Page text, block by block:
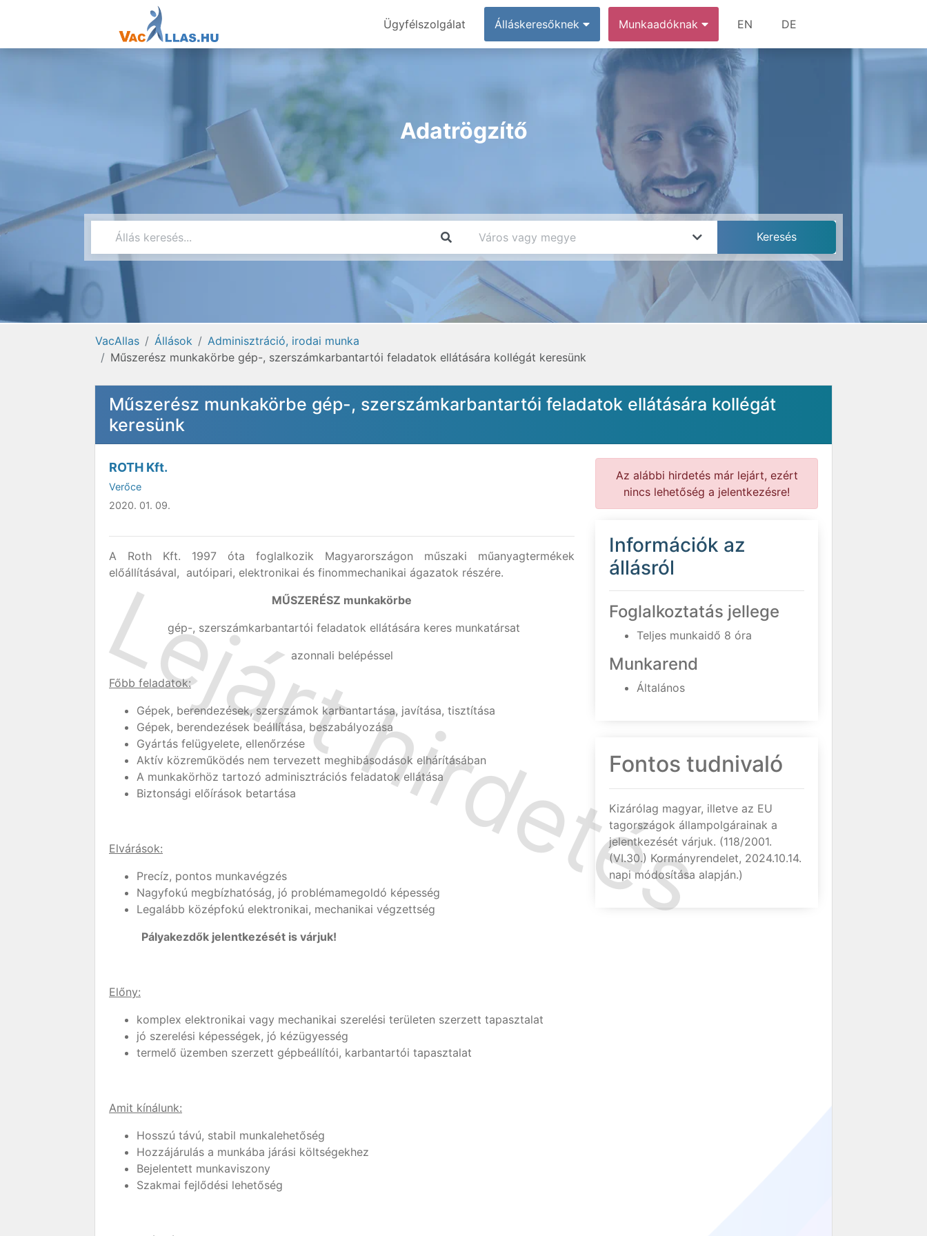
Ügyfélszolgálat Álláskeresőknek Munkaadóknak EN DE
Adatrögzítő
VacAllas Állások
Adminisztráció, irodai munka
Műszerész munkakörbe gép-, szerszámkarbantartói feladatok ellátására kollégát keresünk
Műszerész munkakörbe gép-, szerszámkarbantartói feladatok ellátására kollégát
keresünk
ROTH Kft.
Verőce
2020. 01. 09.
A Roth Kft. 1997 óta foglalkozik Magyarországon műszaki műanyagtermékek
előállításával, autóipari, elektronikai és finommechanikai ágazatok részére.
MŰSZERÉSZ munkakörbe
gép-, szerszámkarbantartói feladatok ellátására keres munkatársat
azonnali belépéssel
Főbb feladatok:
Gépek, berendezések, szerszámok karbantartása, javítása, tisztítása
Gépek, berendezések beállítása, beszabályozása
Gyártás felügyelete, ellenőrzése
Aktív közreműködés nem tervezett meghibásodások elhárításában
A munkakörhöz tartozó adminisztrációs feladatok ellátása
Biztonsági előírások betartása
Elvárások:
Precíz, pontos munkavégzés
Nagyfokú megbízhatóság, jó problémamegoldó képesség
Legalább középfokú elektronikai, mechanikai végzettség
Pályakezdők jelentkezését is várjuk!
Előny:
komplex elektronikai vagy mechanikai szerelési területen szerzett tapasztalat
jó szerelési képességek, jó kézügyesség
termelő üzemben szerzett gépbeállítói, karbantartói tapasztalat
Amit kínálunk:
Hosszú távú, stabil munkalehetőség
Hozzájárulás a munkába járási költségekhez
Bejelentett munkaviszony
Szakmai fejlődési lehetőség
Az alábbi hirdetés már lejárt, ezért
nincs lehetőség a jelentkezésre!
Információk az
állásról
Foglalkoztatás jellege
Teljes munkaidő 8 óra
Munkarend
Általános
Fontos tudnivaló
Kizárólag magyar, illetve az EU
tagországok állampolgárainak a
jelentkezését várjuk. (118/2001.
(VI.30.) Kormányrendelet, 2024.10.14.
napi módosítása alapján.)